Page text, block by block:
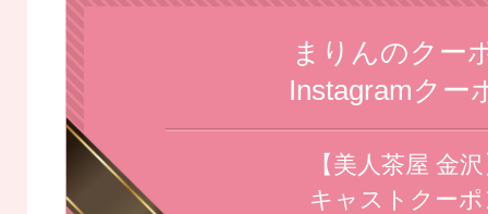
まりんのクー
Instagramクー
【美人茶屋 金
キャストクー